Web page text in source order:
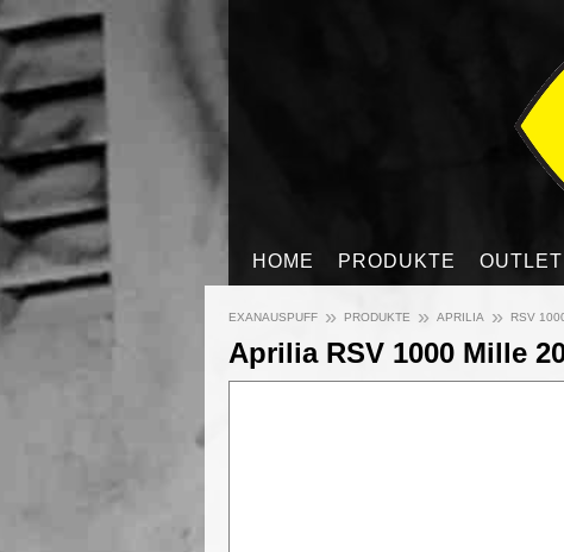
HOME PRODUKTE OUTLET
EXANAUSPUFF » PRODUKTE » APRILIA » RSV
Aprilia RSV 1000 Mille